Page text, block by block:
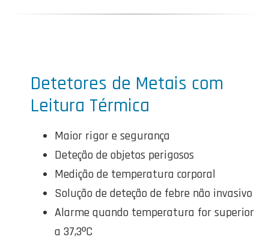
Detetores de Metais com
Leitura Térmica
Maior rigor e segurança
Deteção de objetos perigosos
Medição de temperatura corporal
Solução de deteção de febre não invasivo
Alarme quando temperatura for superior
a 37,3ºC